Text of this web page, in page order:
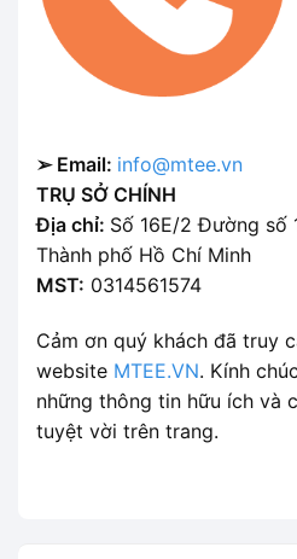
➢ Email: info@mtee.vn
TRỤ SỞ CHÍNH
Địa chỉ: Số 16E/2 Đường số
Thành phố Hồ Chí Minh
MST: 0314561574
Cảm ơn quý khách đã truy
website MTEE.VN. Kính
những thông tin hữu ích và
tuyệt vời trên trang.